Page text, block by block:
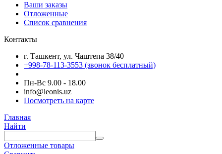
Ваши заказы
Отложенные
Список сравнения
Контакты
г. Ташкент, ул. Чаштепа 38/40
+998-78-113-3553 (звонок бесплатный)
Пн-Вс 9.00 - 18.00
info@leonis.uz
Посмотреть на карте
Главная
Найти
Отложенные товары